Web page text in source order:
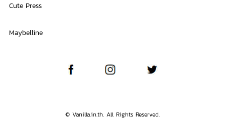
Cute Press
Maybelline
© Vanilla.in.th. All Rights Reserved.